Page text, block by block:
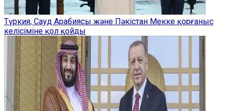
Түркия, Сауд Арабиясы және Пәкістан Мекке қорғаныс
келісіміне қол қойды